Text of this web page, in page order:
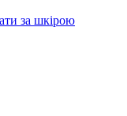
за шкірою